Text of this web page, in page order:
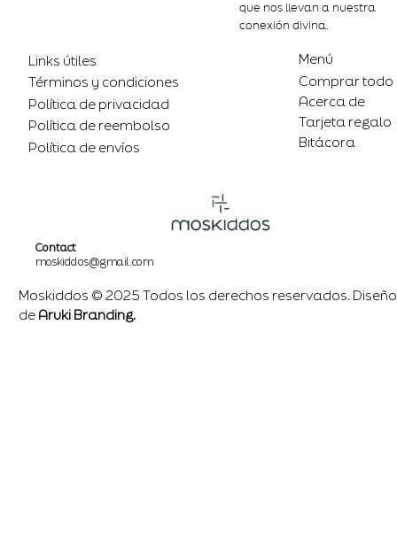
que nos llevan a nuestra
conexión divina.
Links útiles
Términos y condiciones
Política de privacidad
Política de reembolso
Política de envíos
Menú
Comprar todo
Acerca de
Tarjeta regalo
Bitácora
Contact
moskiddos@gmail.com
Moskiddos © 2025 Todos los derechos reservados. Diseño
de Aruki Branding.